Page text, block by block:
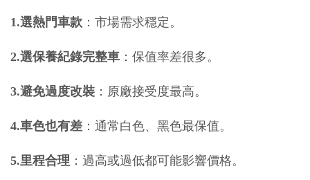
1.選熱門車款 ：市場需求穩定。
2.選保養紀錄完整車 ：保值率差很多。
3.避免過度改裝 ：原廠接受度最高。
4.車色也有差 ：通常白色、黑色最保值。
5.里程合理 ：過高或過低都可能影響價格。